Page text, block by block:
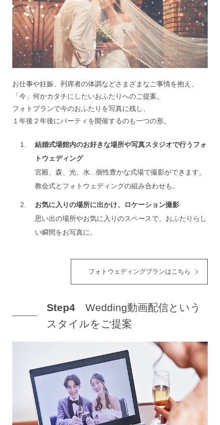
お仕事や妊娠、列席者の体調などさまざまなご事情を抱え、
「今」何かカタチにしたいおふたりへのご提案。
フォトプランで今のおふたりを写真に残し、
１年後２年後にパーティを開催するのも一つの形。
結婚式場館内のお好きな場所や写真スタジオで行うフォ
トウェディング
宮殿、森、光、水...個性豊かな式場で撮影ができます。
教会式とフォトウェディングの組み合わせも。
お気に入りの場所に出かけ、ロケーション撮影
思い出の場所やお気に入りのスペースで、おふたりらし
い瞬間をお写真に。
フォトウェディングプランはこちら
Step4 Wedding動画配信という
スタイルをご提案